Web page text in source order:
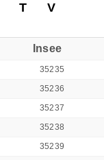
T V
Insee
35235
35236
35237
35238
35239